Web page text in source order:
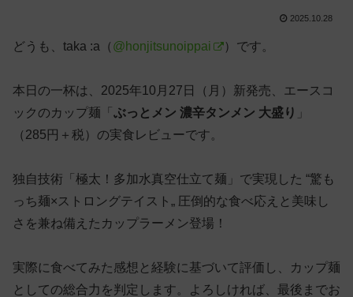
2025.10.28
どうも、taka :a（ @honjitsunoippai ）です。
本日の一杯は、2025年10月27日（月）新発売、エースコ
ックのカップ麺「 ぶっとメン 濃辛タンメン 大盛り 」
（285円＋税）の実食レビューです。
独自技術「極太！多加水真空仕立て麺」で実現した “驚も
っち麺×ストロングテイスト„ 圧倒的な食べ応えと美味し
さを兼ね備えたカップラーメン登場！
実際に食べてみた感想と経験に基づいて評価し、カップ麺
としての総合力を判定します。よろしければ、最後までお